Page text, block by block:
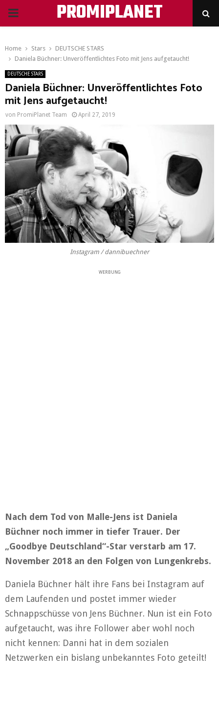
PRIMARY
PROMIPLANET
Home Stars
DEUTSCHE STARS
Daniela Büchner: Unveröffentlichtes Foto mit Jens aufgetaucht!
DEUTSCHE STARS
Daniela Büchner: Unveröffentlichtes Foto
mit Jens aufgetaucht!
von PromiPlanet Team April 27, 2019
Instagram / dannibuechner
WERBUNG
Nach dem Tod von Malle-Jens ist Daniela
Büchner noch immer in tiefer Trauer. Der
„Goodbye Deutschland“-Star verstarb am 17.
November 2018 an den Folgen von Lungenkrebs.
Daniela Büchner hält ihre Fans bei Instagram auf
dem Laufenden und postet immer wieder
Schnappschüsse von Jens Büchner. Nun ist ein Foto
aufgetaucht, was ihre Follower aber wohl noch
nicht kennen: Danni hat in dem sozialen
Netzwerken ein bislang unbekanntes Foto geteilt!